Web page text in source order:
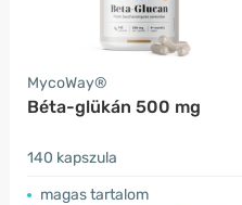
MycoWay®
Béta-glükán 500 mg
140 kapszula
magas tartalom